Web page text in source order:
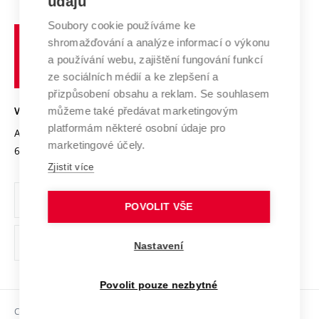
Systém zajišťování kvality výzkumu
Výzkumné infrastruktury
Transfer znalostí
Open Science
Projekty
Projekty ze strukturálních fondů
Specifický výzkum
Spolupráce se školami
Služby univerzity
Mezinárodní dohody
Univerzitní sítě
Profil univerzity
Udržitelná univerzita
Podnikavá univerzita / ContriBUTe
Bezpečná univerzita
Vyznamenání
Organizační struktura
Ochrana osobních údajů
odkaz)
Sociální bezpečí
učení
technické
VYSOKÉ UČENÍ TECHNICKÉ V BRNĚ
Antonínská 548/1
602 00 Brno
www.vut.cz
vut@vutbr.cz
Copyright © 2026 VUT
Soubory cookie používáme ke
shromažďování a analýze informací o výkonu
a používání webu, zajištění fungování funkcí
ze sociálních médií a ke zlepšení a
přizpůsobení obsahu a reklam. Se souhlasem
můžeme také předávat marketingovým
platformám některé osobní údaje pro
marketingové účely.
Zjistit více
POVOLIT VŠE
Nastavení
Povolit pouze nezbytné